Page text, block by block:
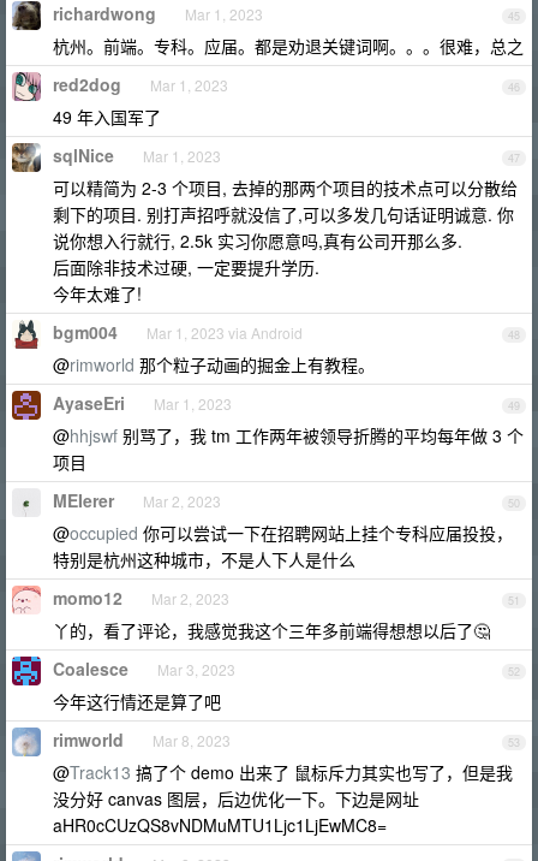
45
richardwong Mar 1, 2023
杭州。前端。专科。应届。都是劝退关键词啊。。。很难，总之
46
red2dog Mar 1, 2023
49 年入国军了
47
sqlNice Mar 1, 2023
可以精简为 2-3 个项目, 去掉的那两个项目的技术点可以分散给
剩下的项目. 别打声招呼就没信了,可以多发几句话证明诚意. 你
说你想入行就行, 2.5k 实习你愿意吗,真有公司开那么多.
后面除非技术过硬, 一定要提升学历.
今年太难了!
48
bgm004 Mar 1, 2023 via Android
@rimworld 那个粒子动画的掘金上有教程。
49
AyaseEri Mar 1, 2023
@hhjswf 别骂了，我 tm 工作两年被领导折腾的平均每年做 3 个
项目
50
MEIerer Mar 2, 2023
@occupied 你可以尝试一下在招聘网站上挂个专科应届投投，
特别是杭州这种城市，不是人下人是什么
51
momo12 Mar 2, 2023
丫的，看了评论，我感觉我这个三年多前端得想想以后了🤔
52
Coalesce Mar 3, 2023
今年这行情还是算了吧
53
rimworld Mar 8, 2023
@Track13 搞了个 demo 出来了 鼠标斥力其实也写了，但是我
没分好 canvas 图层，后边优化一下。下边是网址
aHR0cCUzQS8vNDMuMTU1Ljc1LjEwMC8=